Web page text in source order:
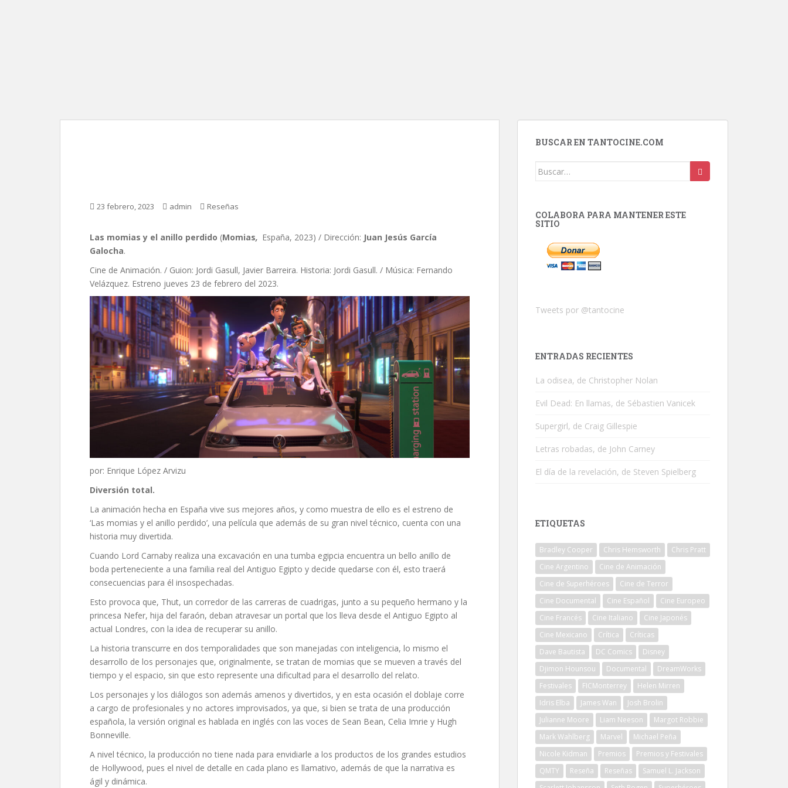
23 febrero, 2023 admin Reseñas
Las momias y el anillo perdido (Momias, España, 2023) / Dirección: Juan Jesús García
Galocha.
Cine de Animación. / Guion: Jordi Gasull, Javier Barreira. Historia: Jordi Gasull. / Música: Fernando
Velázquez. Estreno jueves 23 de febrero del 2023.
por: Enrique López Arvizu
Diversión total.
La animación hecha en España vive sus mejores años, y como muestra de ello es el estreno de
‘Las momias y el anillo perdido’, una película que además de su gran nivel técnico, cuenta con una
historia muy divertida.
Cuando Lord Carnaby realiza una excavación en una tumba egipcia encuentra un bello anillo de
boda perteneciente a una familia real del Antiguo Egipto y decide quedarse con él, esto traerá
consecuencias para él insospechadas.
Esto provoca que, Thut, un corredor de las carreras de cuadrigas, junto a su pequeño hermano y la
princesa Nefer, hija del faraón, deban atravesar un portal que los lleva desde el Antiguo Egipto al
actual Londres, con la idea de recuperar su anillo.
La historia transcurre en dos temporalidades que son manejadas con inteligencia, lo mismo el
desarrollo de los personajes que, originalmente, se tratan de momias que se mueven a través del
tiempo y el espacio, sin que esto represente una dificultad para el desarrollo del relato.
Los personajes y los diálogos son además amenos y divertidos, y en esta ocasión el doblaje corre
a cargo de profesionales y no actores improvisados, ya que, si bien se trata de una producción
española, la versión original es hablada en inglés con las voces de Sean Bean, Celia Imrie y Hugh
Bonneville.
A nivel técnico, la producción no tiene nada para envidiarle a los productos de los grandes estudios
de Hollywood, pues el nivel de detalle en cada plano es llamativo, además de que la narrativa es
ágil y dinámica.
BUSCAR EN TANTOCINE.COM
Buscar:
COLABORA PARA MANTENER ESTE
SITIO
Tweets por @tantocine
ENTRADAS RECIENTES
La odisea, de Christopher Nolan
Evil Dead: En llamas, de Sébastien Vanicek
Supergirl, de Craig Gillespie
Letras robadas, de John Carney
El día de la revelación, de Steven Spielberg
ETIQUETAS
Bradley Cooper Chris Hemsworth
Chris Pratt
Cine Argentino
Cine de Animación
Cine de Superhéroes
Cine de Terror
Cine Documental
Cine Español
Cine Europeo
Cine Francés
Cine Italiano
Cine Japonés
Cine Mexicano
Crítica
Críticas
Dave Bautista
DC Comics
Disney
Djimon Hounsou
Documental
DreamWorks
Festivales
FICMonterrey
Helen Mirren
Idris Elba
James Wan
Josh Brolin
Julianne Moore
Liam Neeson
Margot Robbie
Mark Wahlberg
Marvel
Michael Peña
Nicole Kidman
Premios
Premios y Festivales
QMTY
Reseña Reseñas
Samuel L. Jackson